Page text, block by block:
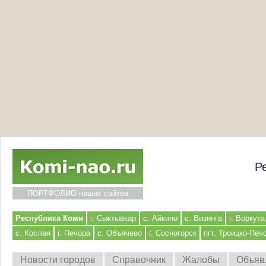
ПОРТФОЛИО наших сайтов
Республика Коми г. Сыктывкар с. Айкино с. Визинга
г. Воркута
с. Кослан
г. Печора с. Объячево г. Сосногорск пгт. Троицко-
Новости городов Справочник Жалобы